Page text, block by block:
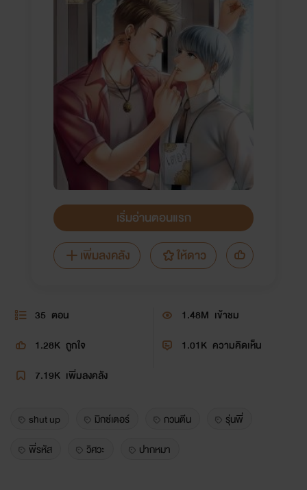
เริ่มอ่านตอนแรก
เพิ่มลงคลัง
ให้ดาว
35 ตอน 1.48M เข้าชม
1.28K ถูกใจ 1.01K ความคิดเห็น
7.19K เพิ่มลงคลัง
shut up มิกซ์เตอร์ กวนตีน
รุ่นพี่
พี่รหัส
วิศวะ ปากหมา